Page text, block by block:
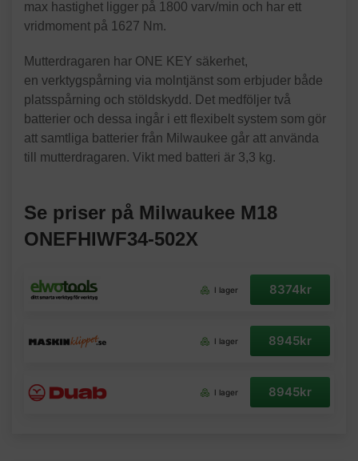
max hastighet ligger på 1800 varv/min och har ett
vridmoment på 1627 Nm.
Mutterdragaren har ONE KEY säkerhet,
en verktygspårning via molntjänst som erbjuder både
platsspårning och stöldskydd. Det medföljer två
batterier och dessa ingår i ett flexibelt system som gör
att samtliga batterier från Milwaukee går att använda
till mutterdragaren. Vikt med batteri är 3,3 kg.
Se priser på Milwaukee M18
ONEFHIWF34-502X
I lager 8374kr
I lager 8945kr
I lager 8945kr